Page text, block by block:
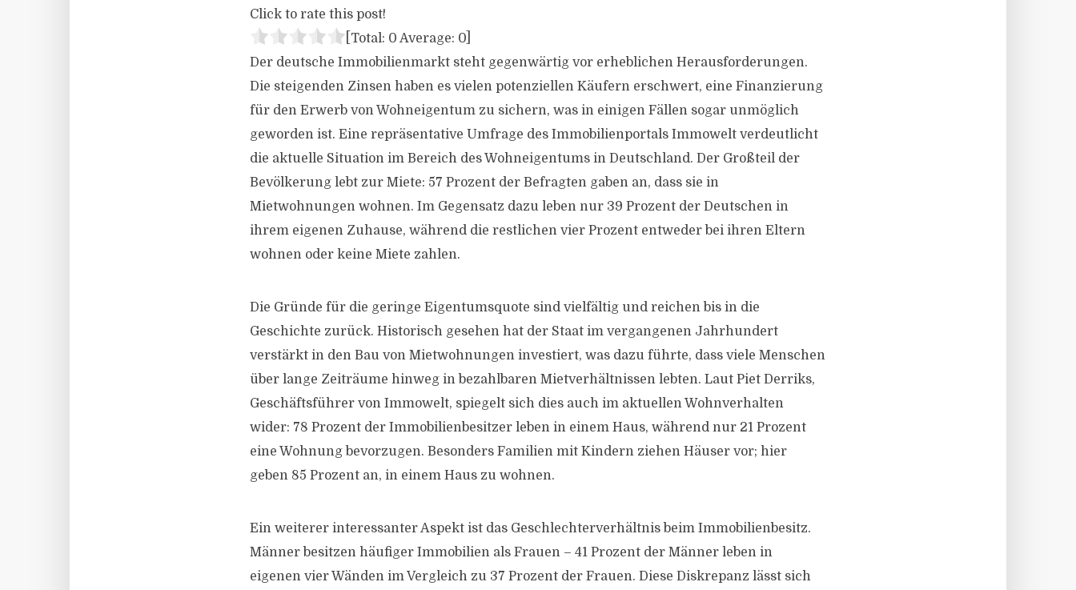
Click to rate this post!
[Total: 0 Average: 0
Der deutsche Immobilienmarkt steht gegenwärtig vor erheblichen Herausforderungen.
Die steigenden Zinsen haben es vielen potenziellen Käufern erschwert, eine Finanzierung
für den Erwerb von Wohneigentum zu sichern, was in einigen Fällen sogar unmöglich
geworden ist. Eine repräsentative Umfrage des Immobilienportals Immowelt verdeutlicht
die aktuelle Situation im Bereich des Wohneigentums in Deutschland. Der Großteil der
Bevölkerung lebt zur Miete: 57 Prozent der Befragten gaben an, dass sie in
Mietwohnungen wohnen. Im Gegensatz dazu leben nur 39 Prozent der Deutschen in
ihrem eigenen Zuhause, während die restlichen vier Prozent entweder bei ihren Eltern
wohnen oder keine Miete zahlen.
Die Gründe für die geringe Eigentumsquote sind vielfältig und reichen bis in die
Geschichte zurück. Historisch gesehen hat der Staat im vergangenen Jahrhundert
verstärkt in den Bau von Mietwohnungen investiert, was dazu führte, dass viele Menschen
über lange Zeiträume hinweg in bezahlbaren Mietverhältnissen lebten. Laut Piet Derriks,
Geschäftsführer von Immowelt, spiegelt sich dies auch im aktuellen Wohnverhalten
wider: 78 Prozent der Immobilienbesitzer leben in einem Haus, während nur 21 Prozent
eine Wohnung bevorzugen. Besonders Familien mit Kindern ziehen Häuser vor; hier
geben 85 Prozent an, in einem Haus zu wohnen.
Ein weiterer interessanter Aspekt ist das Geschlechterverhältnis beim Immobilienbesitz.
Männer besitzen häufiger Immobilien als Frauen – 41 Prozent der Männer leben in
eigenen vier Wänden im Vergleich zu 37 Prozent der Frauen. Diese Diskrepanz lässt sich